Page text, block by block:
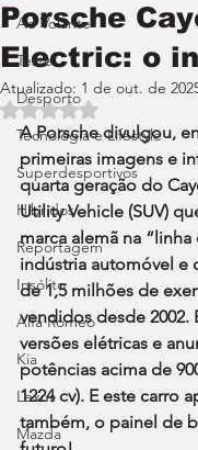
Ao Volante
Teste
Desporto
Tecnologia e Lifestyle
Superdesportivos
Híbridos
Reportagem
Insólito
Alfa Romeo
Kia
Lexus
Mazda
Porsche
Electric: o
Atualizado: 1 de out. de
Avaliado com NaN de
A Porsche divulgou,
primeiras imagens e
quarta geração do
Utility Vehicle (SUV)
marca alemã na
indústria automóvel e
de 1,5 milhões de
vendidos desde 2002.
versões elétricas e
potências acima de
1224 cv). E este carro
também, o painel de